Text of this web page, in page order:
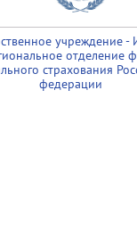
учреждение -
отделение
страхования
федерации